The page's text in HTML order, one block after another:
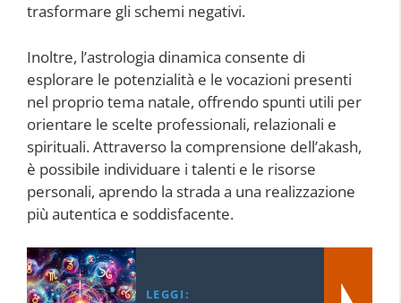
trasformare gli schemi negativi.
Inoltre, l’astrologia dinamica consente di
esplorare le potenzialità e le vocazioni presenti
nel proprio tema natale, offrendo spunti utili per
orientare le scelte professionali, relazionali e
spirituali. Attraverso la comprensione dell’akash,
è possibile individuare i talenti e le risorse
personali, aprendo la strada a una realizzazione
più autentica e soddisfacente.
LEGGI: